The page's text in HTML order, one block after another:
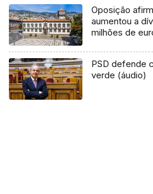
Oposição
aumentou a
milhões de
PSD defende
verde (áudio)